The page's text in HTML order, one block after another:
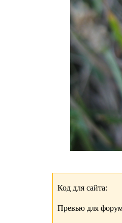
Код для сайта:
Превью для